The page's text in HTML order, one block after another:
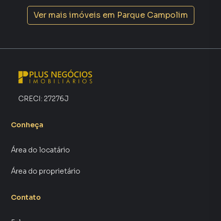
aumenta muito o número de contatos interessados e
tendo como consequência uma maior chance de vender ou
Ver mais imóveis em Parque Campolim
CRECI: 27276J
Conheça
Área do locatário
Área do proprietário
Contato